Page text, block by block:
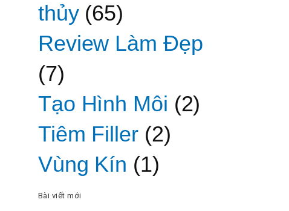
thủy(65)
Review Làm Đẹp
(7)
Tạo Hình Môi (2)
Tiêm Filler(2)
Vùng Kín (1)
Bài viết mới